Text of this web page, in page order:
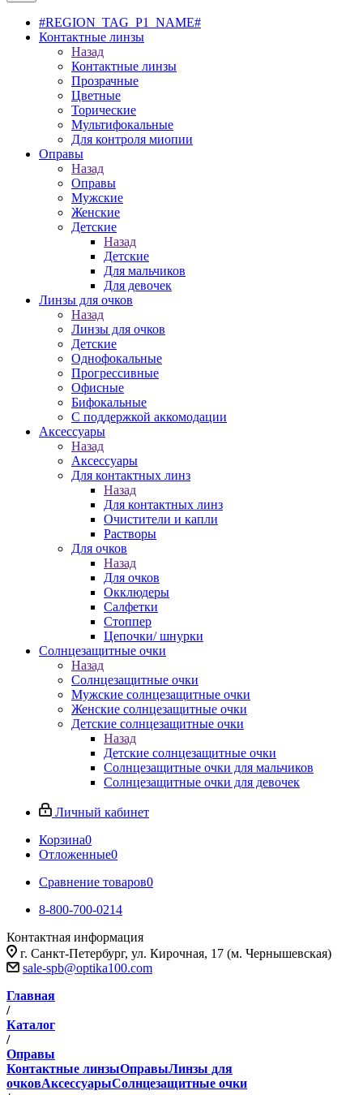
#REGION_TAG_P1_NAME#
Контактные линзы
Назад
Контактные линзы
Прозрачные
Цветные
Торические
Мультифокальные
Для контроля миопии
Оправы
Назад
Оправы
Мужские
Женские
Детские
Назад
Детские
Для мальчиков
Для девочек
Линзы для очков
Назад
Линзы для очков
Детские
Однофокальные
Прогрессивные
Офисные
Бифокальные
С поддержкой аккомодации
Аксессуары
Назад
Аксессуары
Для контактных линз
Назад
Для контактных линз
Очистители и капли
Растворы
Для очков
Назад
Для очков
Окклюдеры
Салфетки
Стоппер
Цепочки/ шнурки
Солнцезащитные очки
Назад
Солнцезащитные очки
Мужские солнцезащитные очки
Женские солнцезащитные очки
Детские солнцезащитные очки
Назад
Детские солнцезащитные очки
Солнцезащитные очки для мальчиков
Солнцезащитные очки для девочек
Личный кабинет
Корзина0
Отложенные0
Сравнение товаров0
8-800-700-0214
Контактная информация
г. Санкт-Петербург, ул. Кирочная, 17 (м. Чернышевская)
sale-spb@optika100.com
Главная
/
Каталог
/
Оправы
Контактные линзыОправыЛинзы для
очковАксессуарыСолнцезащитные очки